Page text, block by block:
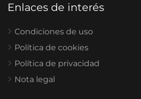
Enlaces de interés
Condiciones de uso
Política de cookies
Política de privacidad
Nota legal